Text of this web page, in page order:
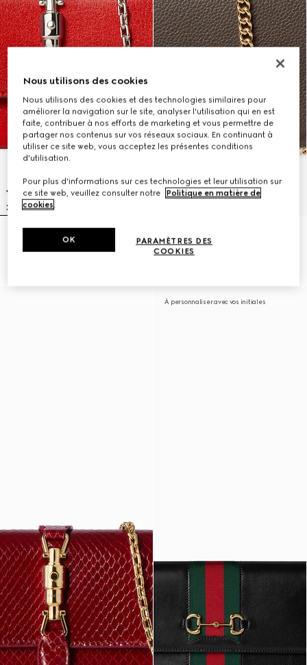
Portefeuille Gucci Jackie sur
Portefeuille bicolore sur chaîne
GG Marmont
À personnaliser avec vos initiales
Nous utilisons des cookies
Nous utilisons des cookies et des technologies similaires pour
améliorer la navigation sur le site, analyser l'utilisation qui en est
faite, contribuer à nos efforts de marketing et vous permettre de
partager nos contenus sur vos réseaux sociaux. En continuant à
utiliser ce site web, vous acceptez les présentes conditions
d'utilisation.
Pour plus d'informations sur ces technologies et leur utilisation sur
ce site web, veuillez consulter notre
Politique en matière de
cookies.
PARAMÈTRES DES
COOKIES
OK